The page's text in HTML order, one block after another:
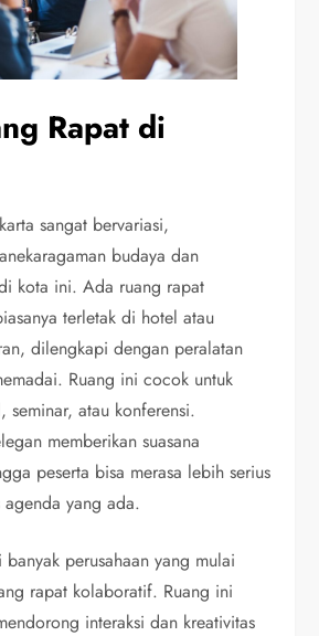
Rapat di
sangat bervariasi,
budaya dan
kota ini. Ada ruang rapat
terletak di hotel atau
dilengkapi dengan peralatan
Ruang ini cocok untuk
seminar, atau konferensi.
memberikan suasana
peserta bisa merasa lebih serius
yang ada.
perusahaan yang mulai
rapat kolaboratif. Ruang ini
interaksi dan kreativitas